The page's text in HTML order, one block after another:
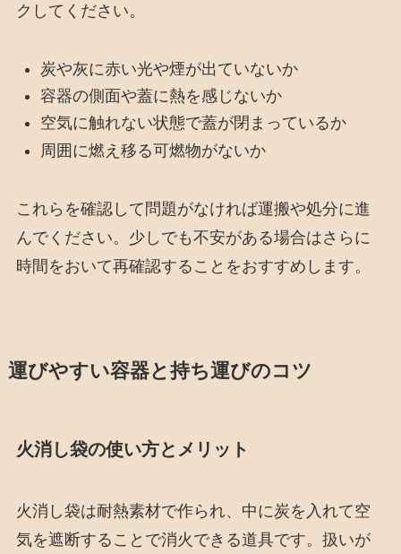
クしてください。
炭や灰に赤い光や煙が出ていないか
容器の側面や蓋に熱を感じないか
空気に触れない状態で蓋が閉まっているか
周囲に燃え移る可燃物がないか
これらを確認して問題がなければ運搬や処分に進
んでください。少しでも不安がある場合はさらに
時間をおいて再確認することをおすすめします。
運びやすい容器と持ち運びのコツ
火消し袋の使い方とメリット
火消し袋は耐熱素材で作られ、中に炭を入れて空
気を遮断することで消火できる道具です。扱いが